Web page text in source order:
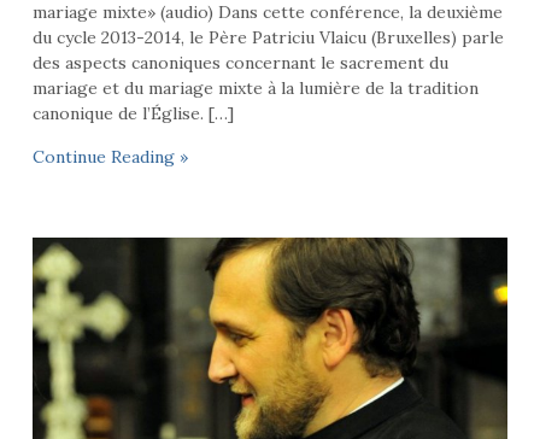
mariage mixte» (audio) Dans cette conférence, la deuxième
du cycle 2013-2014, le Père Patriciu Vlaicu (Bruxelles) parle
des aspects canoniques concernant le sacrement du
mariage et du mariage mixte à la lumière de la tradition
canonique de l’Église. […]
Continue Reading »